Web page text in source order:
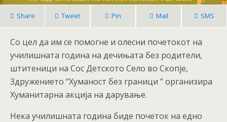
Share Tweet Pin Mail SMS
Со цел да им се помогне и олесни почетокот на
училишната година на дечињата без родители,
штитеници на Сос Детското Село во Скопје,
Здружението “Хуманост без граници ” организира
Хуманитарна акција на дарување.
Нека училишната година биде почеток на едно